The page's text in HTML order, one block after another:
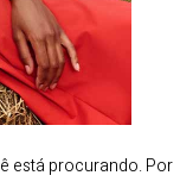
está procurando. Por